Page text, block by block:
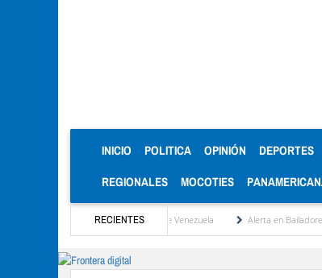
INICIO (CURRENT)
POLITICA OPINIÓN DEPORTES
REGIONALES MOCOTIES
RECIENTES
será la reinstitucionalización de Venezuela Alerta en Bailadores: